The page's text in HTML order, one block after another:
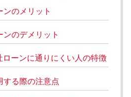
のメリット
のデメリット
ーンに通りにくい人の特徴
する際の注意点